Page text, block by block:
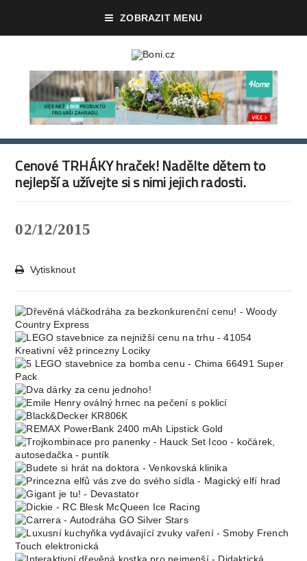
ZOBRAZIT MENU
Cenové TRHÁKY hraček! Nadělte dětem to
nejlepší a užívejte si s nimi jejich radosti.
02/12/2015
Vytisknout